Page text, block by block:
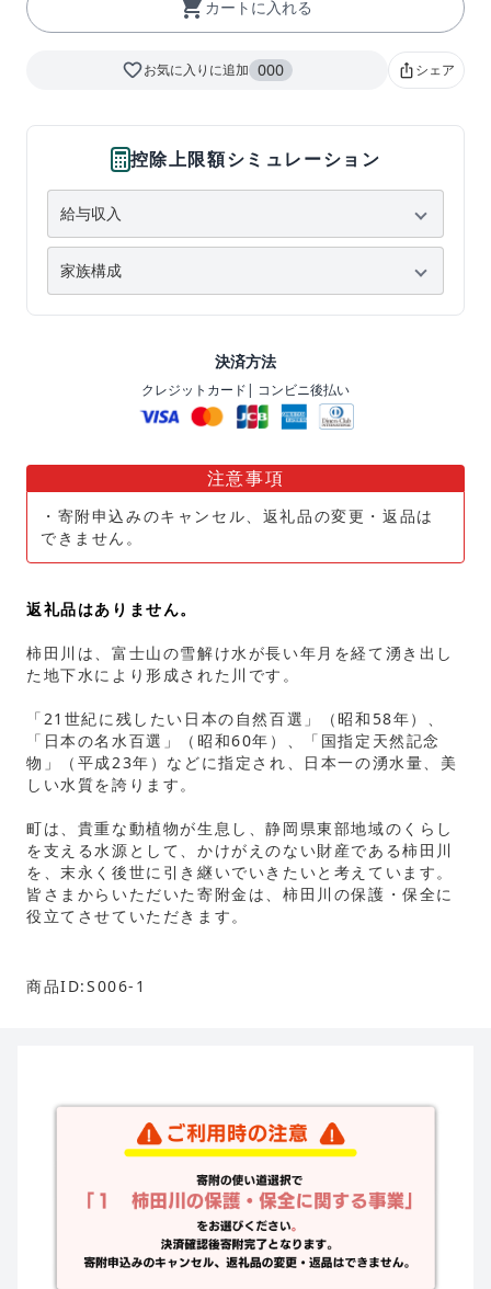
shopping_cart カートに入れる
favorite_borderお気に入りに追加 000 ios_shareシェア
控除上限額シミュレーション
決済方法
クレジットカード| コンビニ後払い
注意事項
・寄附申込みのキャンセル、返礼品の変更・返品は
できません。
返礼品はありません。
柿田川は、富士山の雪解け水が長い年月を経て湧き出し
た地下水により形成された川です。
「21世紀に残したい日本の自然百選」（昭和58年）、
「日本の名水百選」（昭和60年）、「国指定天然記念
物」（平成23年）などに指定され、日本一の湧水量、美
しい水質を誇ります。
町は、貴重な動植物が生息し、静岡県東部地域のくらし
を支える水源として、かけがえのない財産である柿田川
を、末永く後世に引き継いでいきたいと考えています。
皆さまからいただいた寄附金は、柿田川の保護・保全に
役立てさせていただきます。
商品ID:S006-1